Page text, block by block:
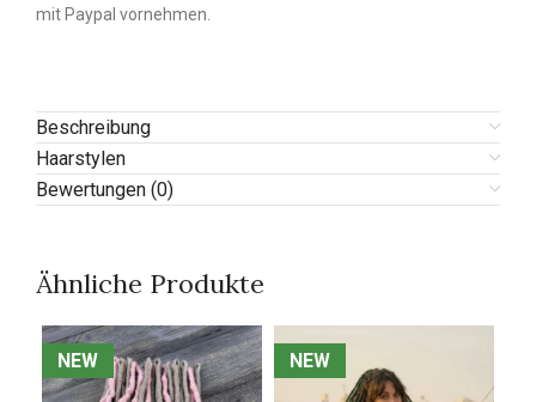
mit Paypal vornehmen.
Beschreibung
Haarstylen
Bewertungen (0)
Ähnliche Produkte
NEW
NEW NEW
NEW